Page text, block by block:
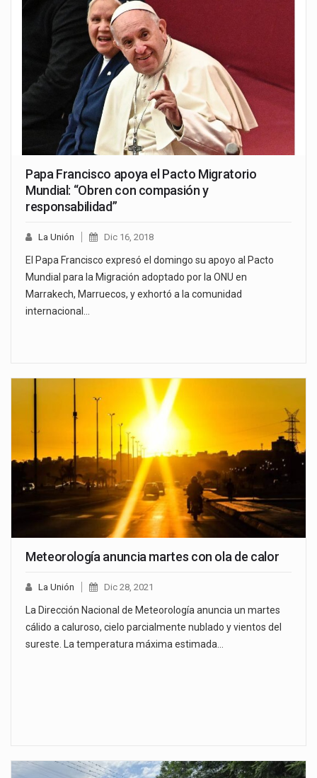
Papa Francisco apoya el Pacto Migratorio
Mundial: “Obren con compasión y
responsabilidad”
La Unión Dic 16, 2018
El Papa Francisco expresó el domingo su apoyo al Pacto
Mundial para la Migración adoptado por la ONU en
Marrakech, Marruecos, y exhortó a la comunidad
internacional…
Meteorología anuncia martes con ola de calor
La Unión Dic 28, 2021
La Dirección Nacional de Meteorología anuncia un martes
cálido a caluroso, cielo parcialmente nublado y vientos del
sureste. La temperatura máxima estimada…